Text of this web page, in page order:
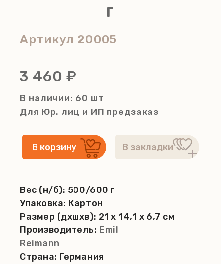
г
Артикул 20005
3 460 ₽
В наличии: 60 шт
Для Юр. лиц и ИП предзаказ
Вес (н/б): 500/600 г
Упаковка: Картон
Размер (дхшхв): 21 x 14,1 x 6,7 см
Производитель: Emil
Reimann
Страна: Германия